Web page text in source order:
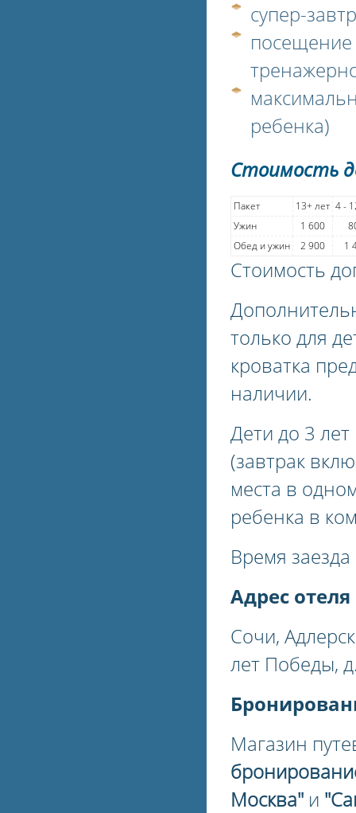
супер-
посещение
ребенка)
Стоимость
Пакет 13+ лет 4 -
Ужин
1 600
Обед и ужин
2 900 1
Стоимость
только для
кроватка
наличии.
Дети до 3
(завтрак
места в
ребенка в
Время
Адрес отеля
Сочи,
лет Победы,
Магазин
Москва" и